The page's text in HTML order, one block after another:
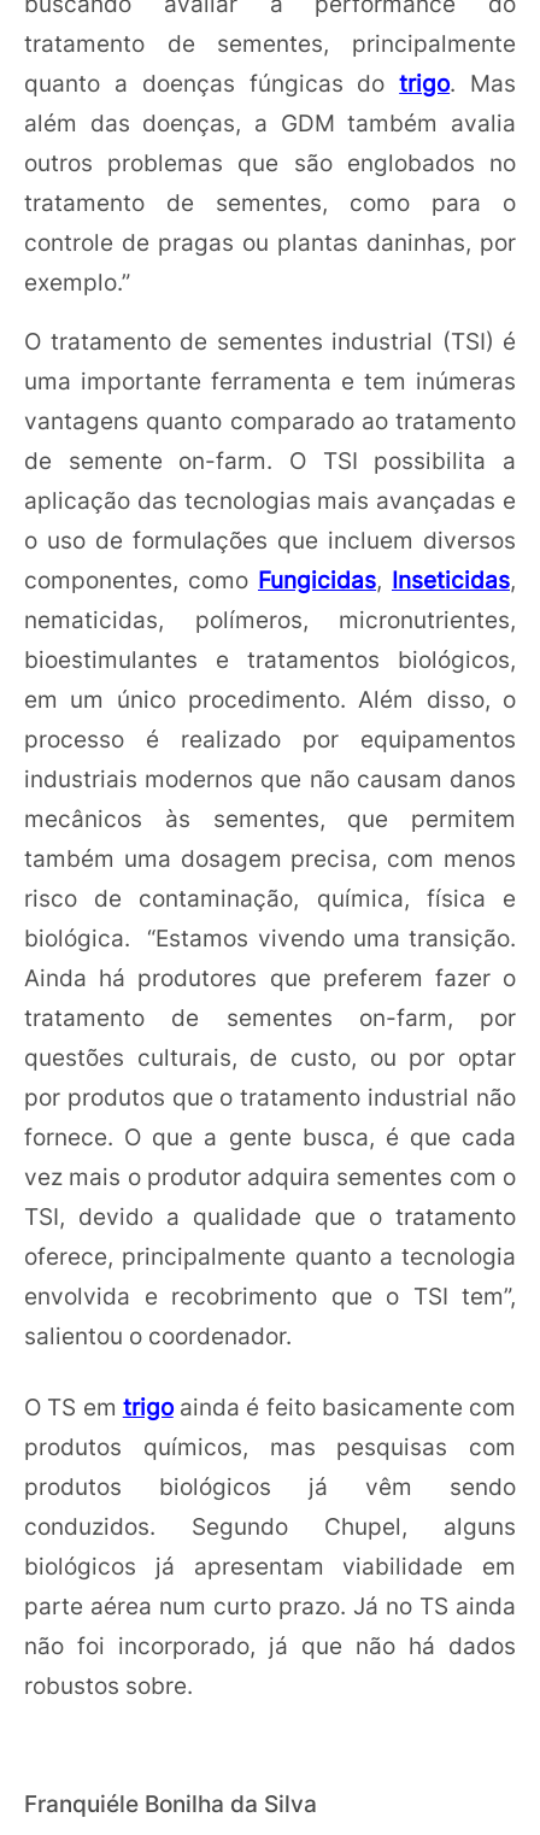
tratamento de sementes, principalmente
quanto a doenças fúngicas dotrigo. Mas
além das doenças, a GDM também avalia
outros problemas que são englobados no
tratamento de sementes, como para o
controle de pragas ou plantas daninhas, por
exemplo.”
O tratamento de sementes industrial (TSI) é
uma importante ferramenta e tem inúmeras
vantagens quanto comparado ao tratamento
de semente on-farm. O TSI possibilita a
aplicação das tecnologias mais avançadas e
o uso de formulações que incluem diversos
componentes, como Fungicidas, Inseticidas,
nematicidas, polímeros, micronutrientes,
bioestimulantes e tratamentos biológicos,
em um único procedimento. Além disso, o
processo é realizado por equipamentos
industriais modernos que não causam danos
mecânicos às sementes, que permitem
também uma dosagem precisa, com menos
risco de contaminação, química, física e
biológica. “Estamos vivendo uma transição.
Ainda há produtores que preferem fazer o
tratamento de sementes on-farm, por
questões culturais, de custo, ou por optar
por produtos que o tratamento industrial não
fornece. O que a gente busca, é que cada
vez mais o produtor adquira sementes com o
TSI, devido a qualidade que o tratamento
oferece, principalmente quanto a tecnologia
envolvida e recobrimento que o TSI tem”,
salientou o coordenador.
O TS em trigoainda é feito basicamente com
produtos químicos, mas pesquisas com
produtos biológicos já vêm sendo
conduzidos. Segundo Chupel, alguns
biológicos já apresentam viabilidade em
parte aérea num curto prazo. Já no TS ainda
não foi incorporado, já que não há dados
robustos sobre.
Franquiéle Bonilha da Silva